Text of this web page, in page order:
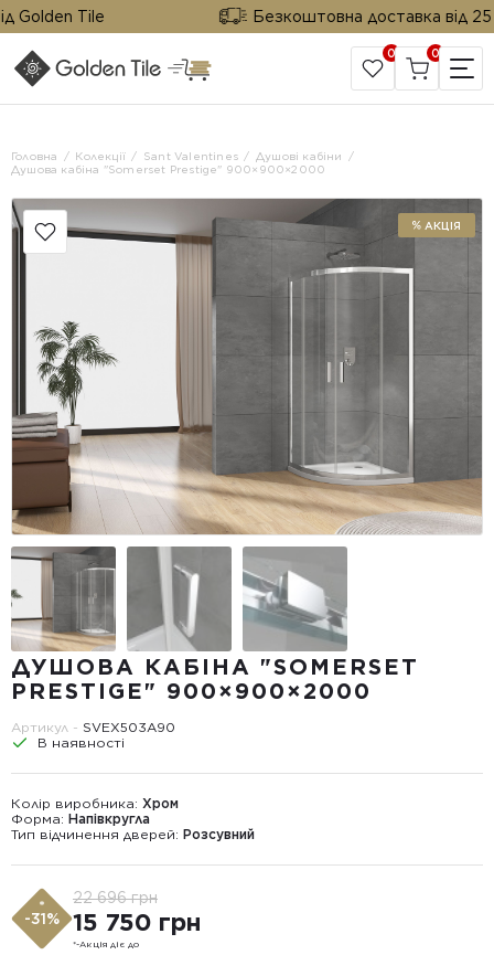
Golden Tile Безкоштовна доставка від 25
САЙТ КОМПАНІЇ
0 0
Головна Колекції Sant Valentines
Душові кабіни
Душова кабіна "Somerset Prestige" 900×900×2000
ДУШОВА КАБІНА "SOMERSET
PRESTIGE" 900×900×2000
Артикул - SVEX503А90
В наявності
Колір виробника: Хром
Форма: Напівкругла
Тип відчинення дверей: Розсувний
*
-31%
22 696 грн
15 750 грн
*-Акція діє до